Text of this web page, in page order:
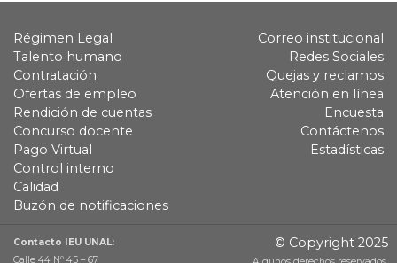
Régimen Legal
Talento humano
Contratación
Ofertas de empleo
Rendición de cuentas
Concurso docente
Pago Virtual
Control interno
Calidad
Buzón de notificaciones
Correo institucional
Redes Sociales
Quejas y reclamos
Atención en línea
Encuesta
Contáctenos
Estadísticas
Contacto IEU UNAL:
Calle 44 Nº 45 – 67
© Copyright 2025